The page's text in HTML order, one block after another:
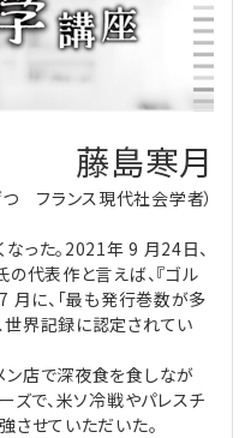
note
用
の人事戦略
定される指摘事項
ビュー
藤島寒月
つ フランス現代社会学者）
った。2021年 9 月24日、
代表作と言えば、『ゴル
月に、「最も発行巻数が多
世界記録に認定されてい
ン店で深夜食を食しなが
ズで、米ソ冷戦やパレスチ
させていただいた。